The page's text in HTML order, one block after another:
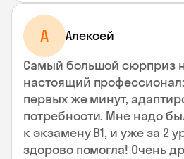
А Алексей
Самый большой сюрприз
настоящий
первых же минут,
потребности. Мне надо
к экзамену В1, и уже за 2
здорово помогла! Очень